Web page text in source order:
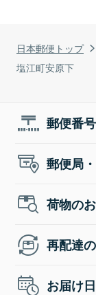
日本郵便トップ
塩江町安原下
郵便番
郵便局
荷物の
再配達
お届け